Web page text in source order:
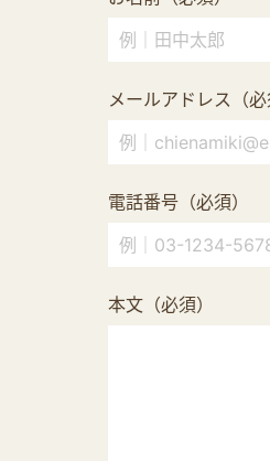
メールアドレス（必
電話番号（必須）
本文（必須）